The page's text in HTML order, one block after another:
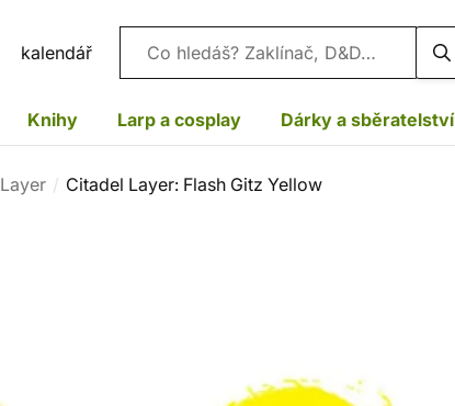
kalendář Vyhledávání
Knihy Larp a cosplay Dárky a sběratelství
Layer Citadel Layer: Flash Gitz Yellow